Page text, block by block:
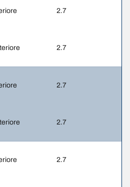
2.7
2.7
2.7
2.7
2.7